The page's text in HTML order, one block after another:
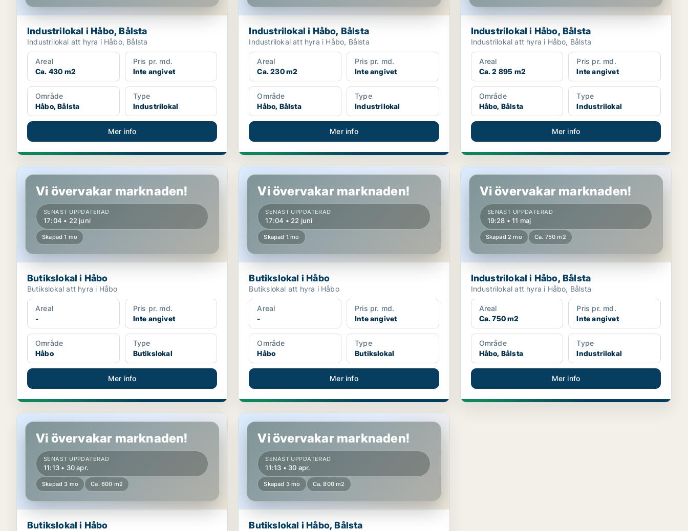
Industrilokal i Håbo, Bålsta
Industrilokal att hyra i Håbo, Bålsta
Areal
Ca. 430 m2
Pris pr. md.
Inte angivet
Område
Håbo, Bålsta
Type
Industrilokal
Mer info
Industrilokal i Håbo, Bålsta
Industrilokal att hyra i Håbo, Bålsta
Areal
Ca. 230 m2
Pris pr. md.
Inte angivet
Område
Håbo, Bålsta
Type
Industrilokal
Mer info
Industrilokal i Håbo, Bålsta
Industrilokal att hyra i Håbo, Bålsta
Areal
Ca. 2 895 m2
Pris pr. md.
Inte angivet
Område
Håbo, Bålsta
Type
Industrilokal
Mer info
Butikslokal i Håbo
Vi övervakar marknaden!
SENAST UPPDATERAD
17:04 • 22 juni
Skapad 1 mo
Butikslokal i Håbo
Butikslokal att hyra i Håbo
Areal
-
Pris pr. md.
Inte angivet
Område
Håbo
Type
Butikslokal
Mer info
Butikslokal i Håbo
Vi övervakar marknaden!
SENAST UPPDATERAD
17:04 • 22 juni
Skapad 1 mo
Butikslokal i Håbo
Butikslokal att hyra i Håbo
Areal
-
Pris pr. md.
Inte angivet
Område
Håbo
Type
Butikslokal
Mer info
Industrilokal i Håbo, Bålsta
Vi övervakar marknaden!
SENAST UPPDATERAD
19:28 • 11 maj
Skapad 2 mo Ca. 750 m2
Industrilokal i Håbo, Bålsta
Industrilokal att hyra i Håbo, Bålsta
Areal
Ca. 750 m2
Pris pr. md.
Inte angivet
Område
Håbo, Bålsta
Type
Industrilokal
Mer info
Butikslokal i Håbo
Vi övervakar marknaden!
SENAST UPPDATERAD
11:13 • 30 apr.
Skapad 3 mo Ca. 600 m2
Butikslokal i Håbo
Butikslokal i Håbo, Bålsta
Vi övervakar marknaden!
SENAST UPPDATERAD
11:13 • 30 apr.
Skapad 3 mo Ca. 800 m2
Butikslokal i Håbo, Bålsta